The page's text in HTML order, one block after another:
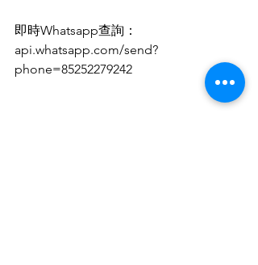
即時Whatsapp查詢：
api.whatsapp.com/send?
phone=85252279242